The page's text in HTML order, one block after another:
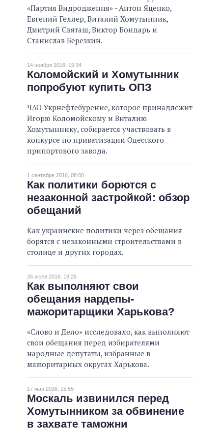
«Партия Видродження» - Антон Яценко,
Евгений Геллер, Виталий Хомутынник,
Дмитрий Святаш, Виктор Бондарь и
Станислав Березкин.
14 ноября 2016, 19:34
Коломойский и Хомутынник
попробуют купить ОПЗ
ЧАО Укрнефтебурение, которое принадлежит
Игорю Коломойскому и Виталию
Хомутыннику, собирается участвовать в
конкурсе по приватизации Одесского
припортового завода.
1 сентября 2016, 08:00
Как политики борются с
незаконной застройкой: обзор
обещаний
Как украинские политики через обещания
борятся с незаконными строительствами в
столице и других городах.
26 июля 2016, 18:25
Как выполняют свои
обещания нардепы-
мажоритарщики Харькова?
«Слово и Дело» исследовало, как выполняют
свои обещания перед избирателями
народные депутаты, избранные в
мажоритарных округах Харькова.
17 мая 2016, 15:55
Москаль извинился перед
Хомутынником за обвинение
в захвате таможни